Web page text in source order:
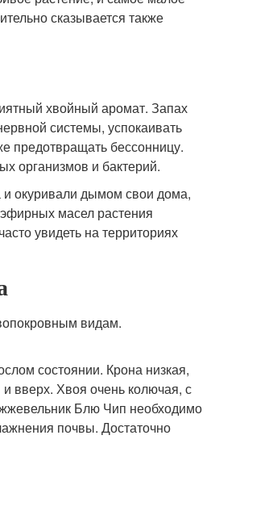
сказывается также
хвойный аромат. Запах
системы, успокаивать
предотвращать бессонницу.
организмов и бактерий.
окуривали дымом свои дома,
масел растения
увидеть на территориях
видам.
состоянии. Крона низкая,
вверх. Хвоя очень колючая, с
Блю Чип необходимо
почвы. Достаточно